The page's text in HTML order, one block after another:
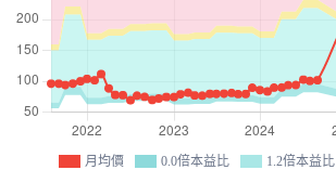
月均價 0.0倍本益比 1.2倍本益比